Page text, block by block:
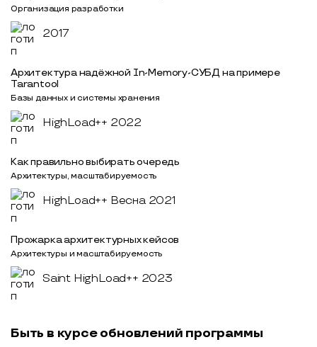
Организация разработки
2017
Архитектура надёжной In-Memory-СУБД на примере
Tarantool
Базы данных и системы хранения
HighLoad++ 2022
Как правильно выбирать очередь
Архитектуры, масштабируемость
HighLoad++ Весна 2021
Прожарка архитектурных кейсов
Архитектуры и масштабируемость
Saint HighLoad++ 2023
Быть в курсе обновлений программы